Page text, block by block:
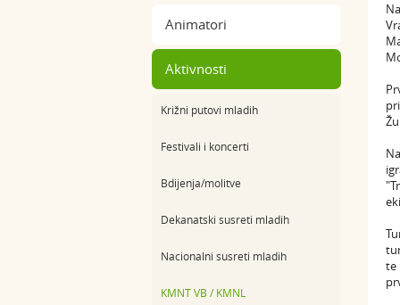
Animatori
Aktivnosti
Križni putovi mladih
Festivali i koncerti
Bdijenja/molitve
Dekanatski susreti mladih
Nacionalni susreti mladih
KMNT VB / KMNL
te